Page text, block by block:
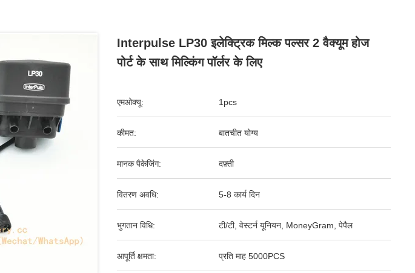
Interpulse LP30 इलेक्ट्रिक मिल्क पल्सर 2 वैक्यूम होज
पोर्ट के साथ मिल्किंग पॉर्लर के लिए
एमओक्यू: 1pcs
कीमत: बातचीत योग्य
मानक पैकेजिंग: दफ़्ती
वितरण अवधि: 5-8 कार्य दिन
भुगतान विधि: टी/टी, वेस्टर्न यूनियन, MoneyGram, पेपैल
आपूर्ति क्षमता: प्रति माह 5000PCS